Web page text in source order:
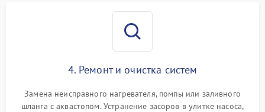
4. Ремонт и очистка систем
Замена неисправного нагревателя, помпы или заливного
шланга с аквастопом. Устранение засоров в улитке насоса,